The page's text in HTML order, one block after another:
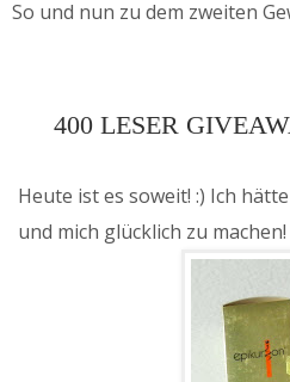
So und nun zu dem zweiten
400 LESER
Heute ist es soweit! :) Ich
und mich glücklich zu